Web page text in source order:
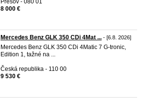
Prešov - 080 01
8 000 €
Mercedes Benz GLK 350 CDi 4Mat ... - [6.8. 2026]
Mercedes Benz GLK 350 CDi 4Matic 7 G-tronic,
Edition 1, tažné na ...
Česká republika - 110 00
9 530 €